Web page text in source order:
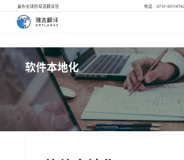
遍布全球的母语翻译官 电话：0731-
软件本地化